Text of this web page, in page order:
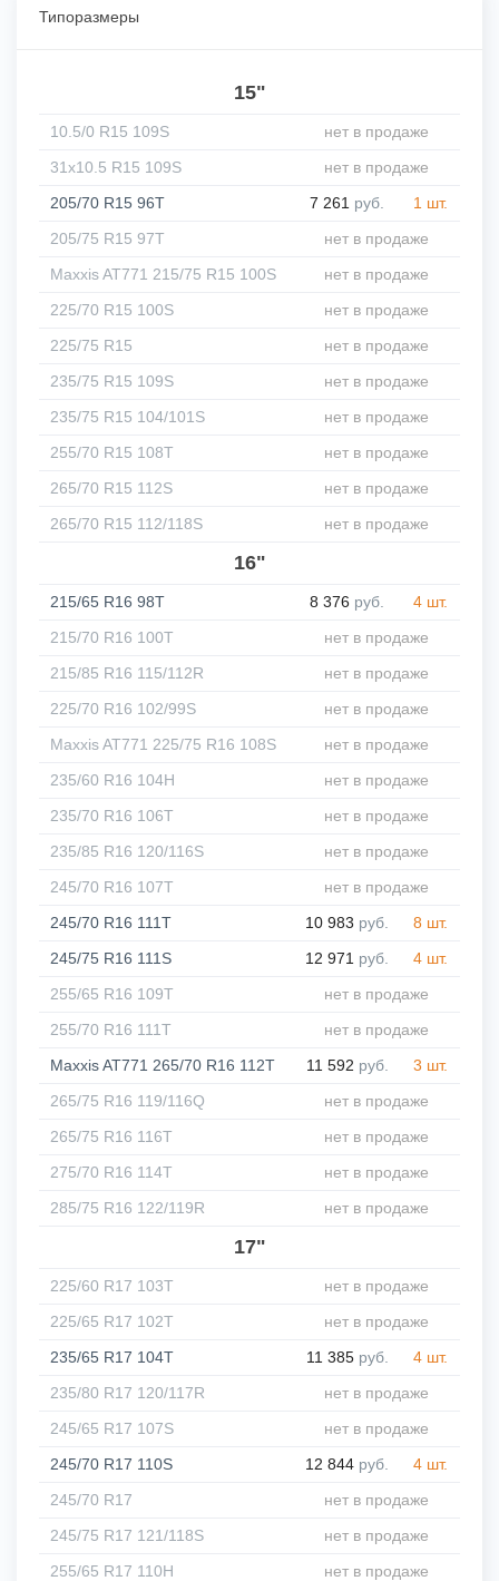
Типоразмеры
15"
10.5/0 R15 109S
нет в продаже
31x10.5 R15 109S
нет в продаже
205/70 R15 96T
7 261 руб.
1 шт.
205/75 R15 97T
нет в продаже
Maxxis AT771 215/75 R15 100S
нет в продаже
225/70 R15 100S
нет в продаже
225/75 R15
нет в продаже
235/75 R15 109S
нет в продаже
235/75 R15 104/101S
нет в продаже
255/70 R15 108T
нет в продаже
265/70 R15 112S
нет в продаже
265/70 R15 112/118S
нет в продаже
16"
215/65 R16 98T 8 376 руб.
4 шт.
215/70 R16 100T
нет в продаже
215/85 R16 115/112R
нет в продаже
225/70 R16 102/99S
нет в продаже
Maxxis AT771 225/75 R16 108S
нет в продаже
235/60 R16 104H
нет в продаже
235/70 R16 106T
нет в продаже
235/85 R16 120/116S
нет в продаже
245/70 R16 107T
нет в продаже
245/70 R16 111T
10 983 руб.
8 шт.
245/75 R16 111S
12 971 руб.
4 шт.
255/65 R16 109T
нет в продаже
255/70 R16 111T
нет в продаже
Maxxis AT771 265/70 R16 112T
11 592 руб.
3 шт.
265/75 R16 119/116Q
нет в продаже
265/75 R16 116T
нет в продаже
275/70 R16 114T
нет в продаже
285/75 R16 122/119R
нет в продаже
17"
225/60 R17 103T
нет в продаже
225/65 R17 102T
нет в продаже
235/65 R17 104T
11 385руб.
4 шт.
235/80 R17 120/117R
нет в продаже
245/65 R17 107S
нет в продаже
245/70 R17 110S
12 844 руб.
4 шт.
245/70 R17
нет в продаже
245/75 R17 121/118S
нет в продаже
255/65 R17 110H
нет в продаже